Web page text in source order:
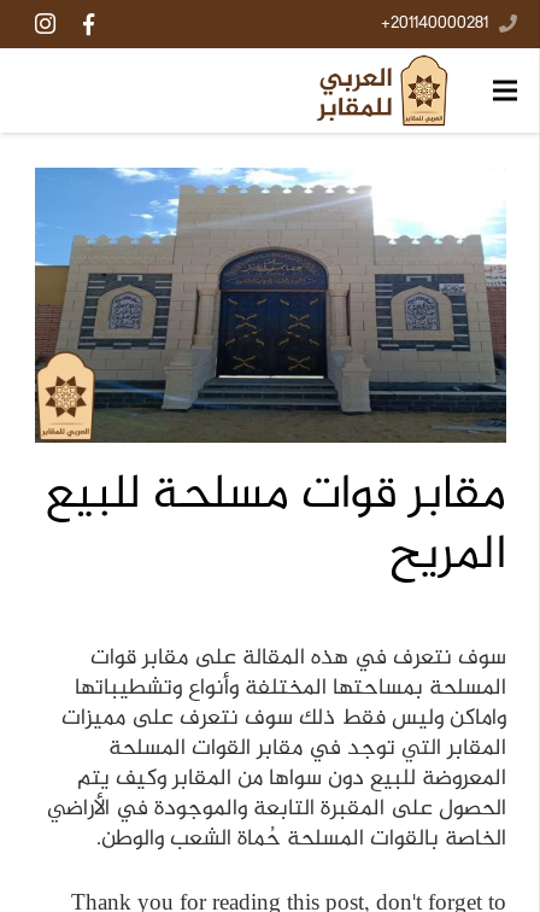
201140000281+
مقابر قوات مسلحة للبيع
المريح
سوف نتعرف في هذه المقالة على مقابر قوات
المسلحة بمساحتها المختلفة وأنواع وتشطيباتها
واماكن وليس فقط ذلك سوف نتعرف على مميزات
المقابر التي توجد في مقابر القوات المسلحة
المعروضة للبيع دون سواها من المقابر وكيف يتم
الحصول على المقبرة التابعة والموجودة في الأراضي
الخاصة بالقوات المسلحة حُماة الشعب والوطن.
Thank you for reading this post, don't forget to